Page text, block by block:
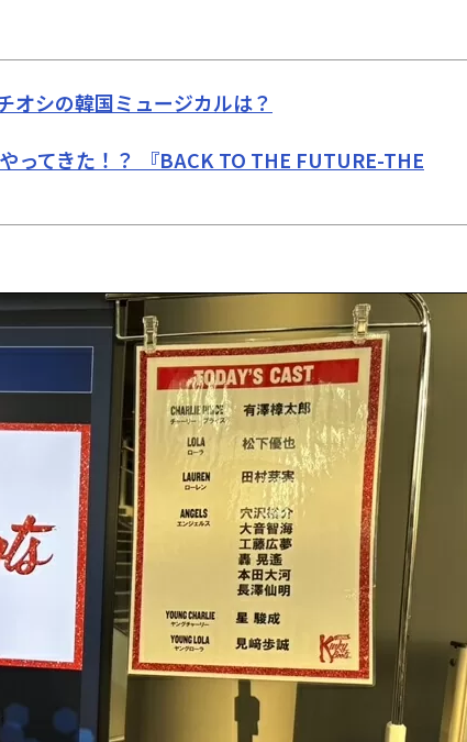
オシの韓国ミュージカルは？
ってきた！？ 『BACK TO THE FUTURE-THE